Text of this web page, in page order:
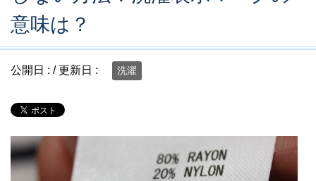
意味は？
公開日 : / 更新日 : 洗濯